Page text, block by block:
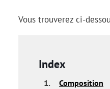
Vous trouverez ci-
Index
1.
Composition